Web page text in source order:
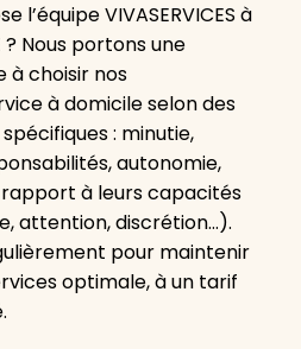
l’équipe VIVASERVICES à
? Nous portons une
choisir nos
à domicile selon des
: minutie,
autonomie,
à leurs capacités
attention, discrétion…).
pour maintenir
optimale, à un tarif